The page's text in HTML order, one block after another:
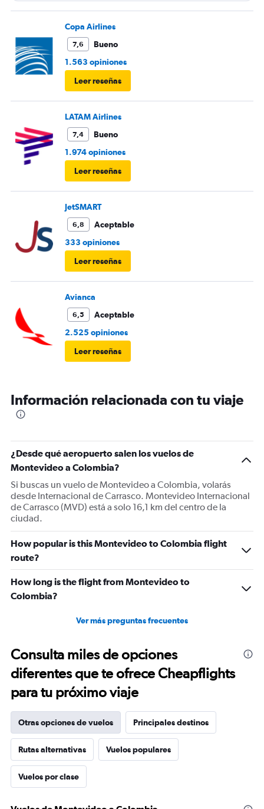
Copa Airlines
7,6
Bueno
1.563 opiniones
Leer reseñas
LATAM Airlines
7,4
Bueno
1.974 opiniones
Leer reseñas
JetSMART
6,8
Aceptable
333 opiniones
Leer reseñas
Avianca
6,5
Aceptable
2.525 opiniones
Leer reseñas
Información relacionada con tu viaje
¿Desde qué aeropuerto salen los vuelos de
Montevideo a Colombia?
Si buscas un vuelo de Montevideo a Colombia, volarás
desde Internacional de Carrasco. Montevideo Internacional
de Carrasco (MVD) está a solo 16,1 km del centro de la
ciudad.
How popular is this Montevideo to Colombia flight
route?
How long is the flight from Montevideo to
Colombia?
Ver más preguntas frecuentes
Consulta miles de opciones
diferentes que te ofrece Cheapflights
para tu próximo viaje
Otras opciones de vuelos Principales destinos
Rutas alternativas Vuelos populares
Vuelos por clase